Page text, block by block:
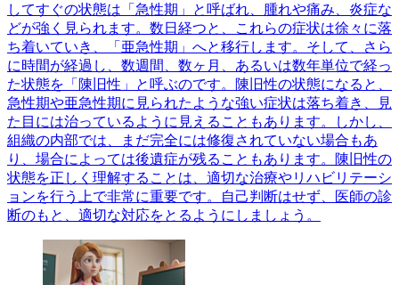
してすぐの状態は「急性期」と呼ばれ、腫れや痛み、炎症な
どが強く見られます。数日経つと、これらの症状は徐々に落
ち着いていき、「亜急性期」へと移行します。そして、さら
に時間が経過し、数週間、数ヶ月、あるいは数年単位で経っ
た状態を「陳旧性」と呼ぶのです。陳旧性の状態になると、
急性期や亜急性期に見られたような強い症状は落ち着き、見
た目には治っているように見えることもあります。しかし、
組織の内部では、まだ完全には修復されていない場合もあ
り、場合によっては後遺症が残ることもあります。陳旧性の
状態を正しく理解することは、適切な治療やリハビリテーシ
ョンを行う上で非常に重要です。自己判断はせず、医師の診
断のもと、適切な対応をとるようにしましょう。